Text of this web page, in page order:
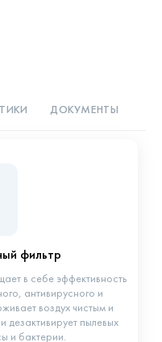
ДОКУМЕНТЫ
фильтр
в себе эффективность
антивирусного и
воздух чистым и
пылевых
и бактерии.